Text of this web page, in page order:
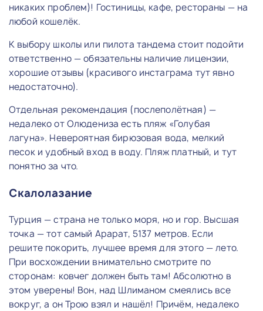
никаких проблем)! Гостиницы, кафе, рестораны — на
любой кошелёк.
К выбору школы или пилота тандема стоит подойти
ответственно — обязательны наличие лицензии,
хорошие отзывы (красивого инстаграма тут явно
недостаточно).
Отдельная рекомендация (послеполётная) —
недалеко от Олюдениза есть пляж «Голубая
лагуна». Невероятная бирюзовая вода, мелкий
песок и удобный вход в воду. Пляж платный, и тут
понятно за что.
Скалолазание
Турция — страна не только моря, но и гор. Высшая
точка — тот самый Арарат, 5137 метров. Если
решите покорить, лучшее время для этого — лето.
При восхождении внимательно смотрите по
сторонам: ковчег должен быть там! Абсолютно в
этом уверены! Вон, над Шлиманом смеялись все
вокруг, а он Трою взял и нашёл! Причём, недалеко